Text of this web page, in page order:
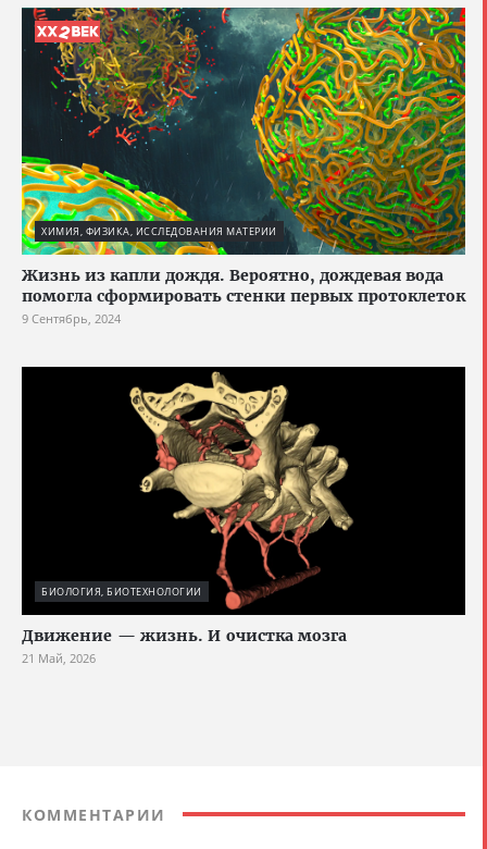
ХИМИЯ, ФИЗИКА, ИССЛЕДОВАНИЯ МАТЕРИИ
Жизнь из капли дождя. Вероятно, дождевая вода
помогла сформировать стенки первых протоклеток
9 Сентябрь, 2024
БИОЛОГИЯ, БИОТЕХНОЛОГИИ
Движение — жизнь. И очистка мозга
21 Май, 2026
КОММЕНТАРИИ